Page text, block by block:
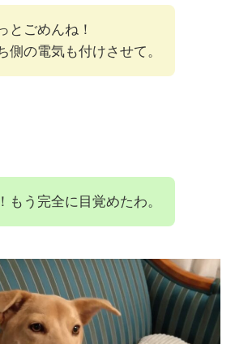
とごめんね！
側の電気も付けさせて。
もう完全に目覚めたわ。